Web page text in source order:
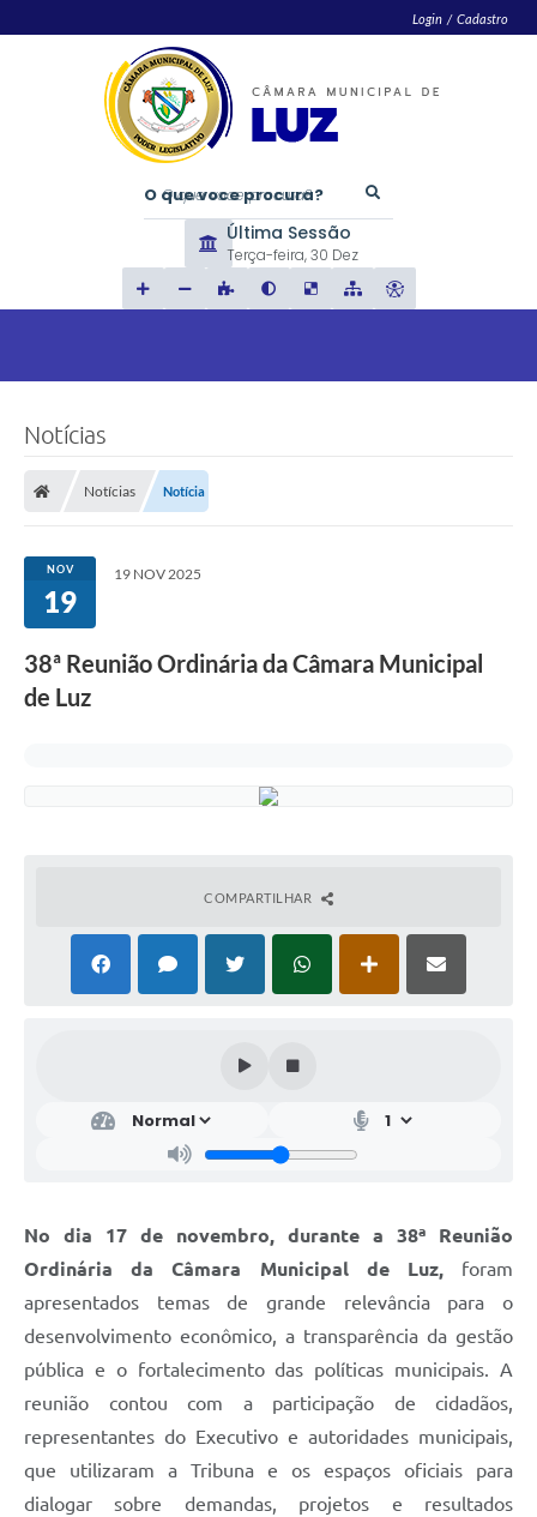
Login / Cadastro
O que voce procura?
Última Sessão
Terça-feira 30 Dez
Notícias
Notícias Notícia
NOV
19
19 NOV 2025
38ª Reunião Ordinária da Câmara Municipal
de Luz
COMPARTILHAR
No dia 17 de novembro, durante a 38ª Reunião
Ordinária da Câmara Municipal de Luz,foram
apresentados temas de grande relevância para o
desenvolvimento econômico, a transparência da gestão
pública e o fortalecimento das políticas municipais. A
reunião contou com a participação de cidadãos,
representantes do Executivo e autoridades municipais,
que utilizaram a Tribuna e os espaços oficiais para
dialogar sobre demandas, projetos e resultados